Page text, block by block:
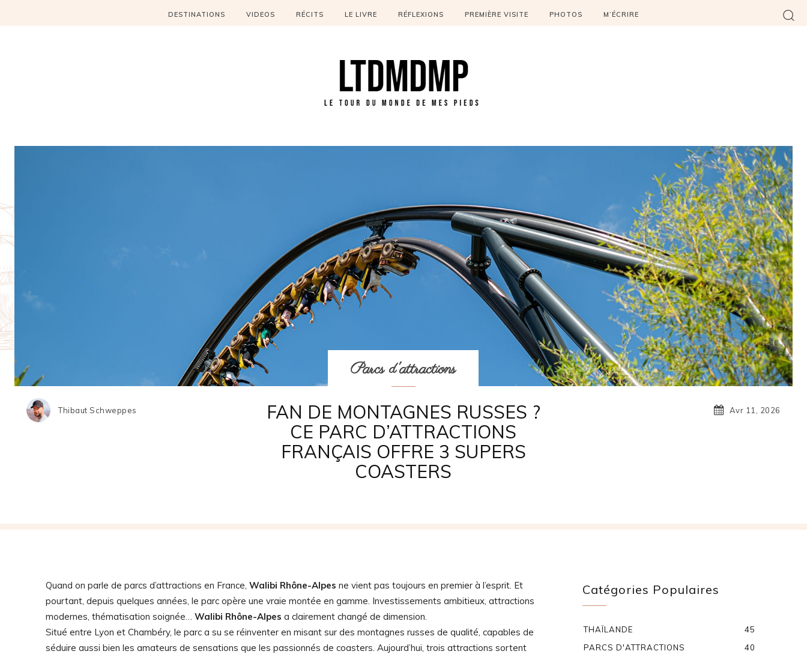
DESTINATIONS VIDEOS RÉCITS LE LIVRE RÉFLEXIONS PREMIÈRE VISITE PHOTOS M’ÉCRIRE
Thibaut Schweppes
Parcs d'attractions
FAN DE MONTAGNES RUSSES ?
CE PARC D’ATTRACTIONS
FRANÇAIS OFFRE 3 SUPERS
COASTERS
Avr 11, 2026
Quand on parle de parcs d’attractions en France, Walibi Rhône-Alpes ne vient pas toujours en premier à l’esprit. Et
pourtant, depuis quelques années, le parc opère une vraie montée en gamme. Investissements ambitieux, attractions
modernes, thématisation soignée… Walibi Rhône-Alpes a clairement changé de dimension.
Situé entre Lyon et Chambéry, le parc a su se réinventer en misant sur des montagnes russes de qualité, capables de
séduire aussi bien les amateurs de sensations que les passionnés de coasters. Aujourd’hui, trois attractions sortent
Catégories Populaires
THAÏLANDE
45
PARCS D'ATTRACTIONS
40